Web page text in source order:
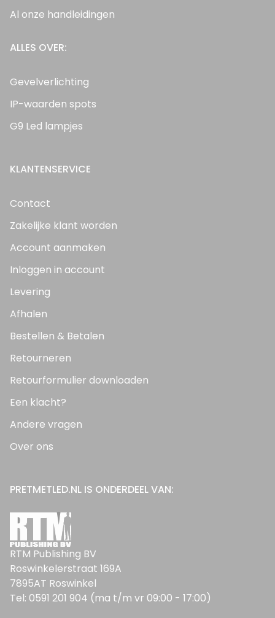
Al onze handleidingen
ALLES OVER:
Gevelverlichting
IP-waarden spots
G9 Led lampjes
KLANTENSERVICE
Contact
Zakelijke klant worden
Account aanmaken
Inloggen in account
Levering
Afhalen
Bestellen & Betalen
Retourneren
Retourformulier downloaden
Een klacht?
Andere vragen
Over ons
PRETMETLED.NL IS ONDERDEEL VAN:
RTM Publishing BV
Roswinkelerstraat 169A
7895AT Roswinkel
Tel: 0591 201 904 (ma t/m vr 09:00 - 17:00)